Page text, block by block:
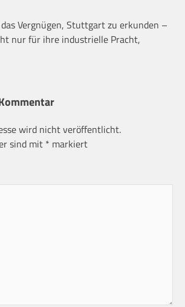
Vergnügen, Stuttgart zu erkunden –
nur für ihre industrielle Pracht,
wird nicht veröffentlicht.
sind mit * markiert